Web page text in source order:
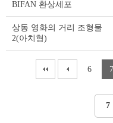
BIFAN 환상세포
상동 영화의 거리 조형물
2(아치형)
6 7